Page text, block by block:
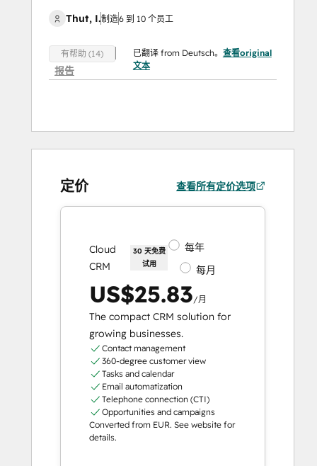
Thut, I.制造6 到 10 个员工
有帮助 (14)
报告
已翻译 from Deutsch。 查看original
文本
定价 查看所有定价选项
Cloud
CRM
30 天免费
试用
每年
每月
US$25.83/月
The compact CRM solution for
growing businesses.
Contact management
360-degree customer view
Tasks and calendar
Email automatization
Telephone connection (CTI)
Opportunities and campaigns
Converted from EUR. See website for
details.